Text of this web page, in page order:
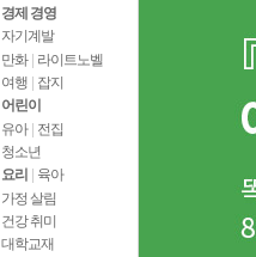
경제 경영
자기계발
만화 | 라이트노벨
여행
잡지
어린이
유아 | 전집
청소년
요리
육아
가정 살림
건강 취미
대학교재